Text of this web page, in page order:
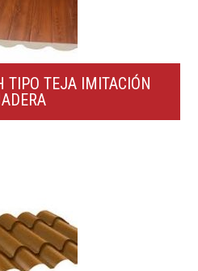
TIPO TEJA IMITACIÓN